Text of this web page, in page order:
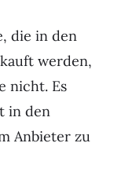
die in den
werden,
nicht. Es
in den
Anbieter zu